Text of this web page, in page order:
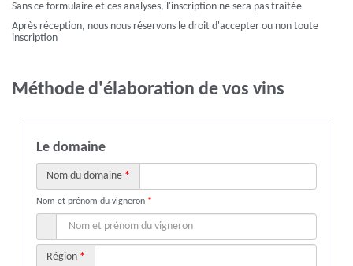
Sans ce formulaire et ces analyses, l'inscription ne sera pas traitée
Après réception, nous nous réservons le droit d'accepter ou non toute
inscription
Méthode d'élaboration de vos vins
Le domaine
Nom du domaine *
Nom et prénom du vigneron *
Région *